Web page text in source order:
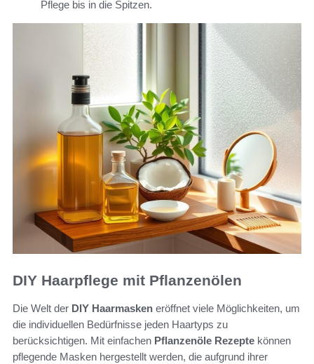
Pflege bis in die Spitzen.
DIY Haarpflege mit Pflanzenölen
Die Welt der DIY Haarmasken eröffnet viele Möglichkeiten, um
die individuellen Bedürfnisse jeden Haartyps zu
berücksichtigen. Mit einfachen Pflanzenöle Rezepte können
pflegende Masken hergestellt werden, die aufgrund ihrer